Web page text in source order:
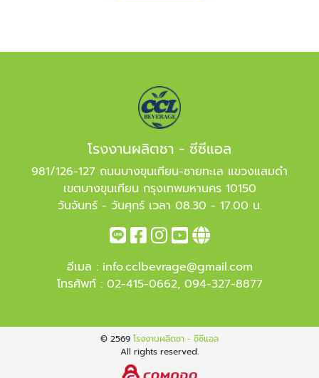
โรงงานผลิตชา - ซีซีแอล
981/126-127 ถนนบางขุนเทียน-ชายทะเล แขวงแสมดำ
เขตบางขุนเทียน กรุงเทพมหานคร 10150
วันจันทร์ - วันศุกร์ เวลา 08.30 - 17.00 น.
อีเมล : info.cclbevrage@gmail.com
โทรศัพท์ : 02-415-0662, 094-327-8877
© 2569 โรงงานผลิตชา - ซีซีแอล
All rights reserved.